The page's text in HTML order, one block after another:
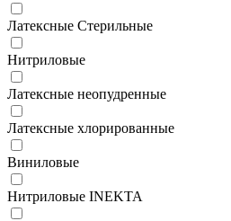
Латексные Стерильные
Нитриловые
Латексные неопудренные
Латексные хлорированные
Виниловые
Нитриловые INEKTA